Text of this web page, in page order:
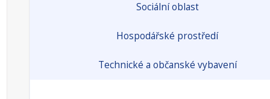
Sociální oblast
Hospodářské prostředí
Technické a občanské vybavení